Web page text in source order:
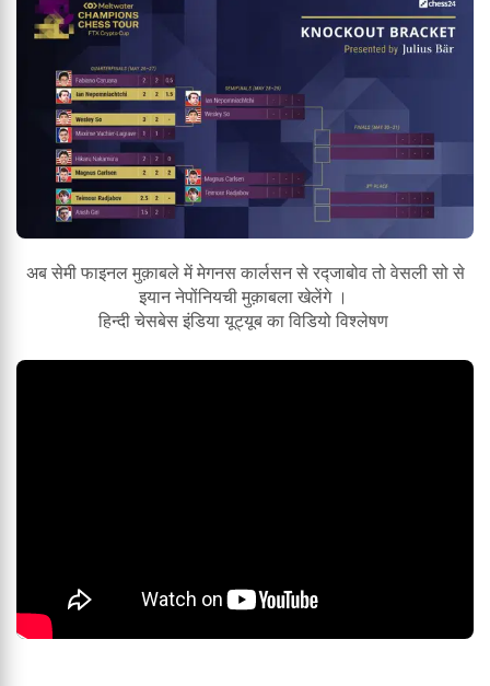
अब सेमी फाइनल मुक़ाबले में मेगनस कार्लसन से रद्जाबोव तो वेसली सो से
इयान नेपोंनियची मुक़ाबला खेलेंगे ।
हिन्दी चेसबेस इंडिया यूट्यूब का विडियो विश्लेषण